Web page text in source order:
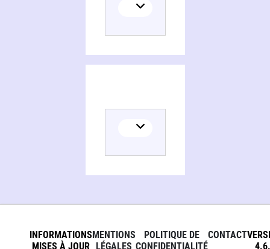
INFORMATIONS
MISES À JOUR
MENTIONS
LÉGALES
POLITIQUE DE
CONFIDENTIALITÉ
CONTACT